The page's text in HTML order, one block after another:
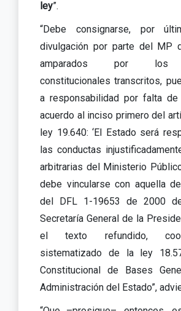
ley”.
“Debe consignarse, por
divulgación por parte del MP
amparados por los
constitucionales transcritos,
a responsabilidad por falta
acuerdo al inciso primero del
ley 19.640: ‘El Estado será
las conductas
arbitrarias del Ministerio
debe vincularse con aquella
del DFL 1-19653 de 2000
Secretaría General de la
el texto refundido,
sistematizado de la ley
Constitucional de Bases
Administración del Estado”,